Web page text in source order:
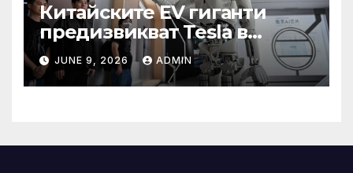
Китайските EV гиганти
предизвикват Tesla в
надпреварата за
комерсиализиране на
хуманоидни роботи
JUNE 9, 2026 ADMIN